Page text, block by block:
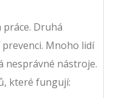
práce. Druhá
Mnoho lidí
nesprávné nástroje.
které fungují: